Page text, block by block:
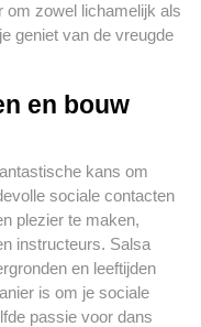
om zowel lichamelijk als
geniet van de vreugde
en bouw
kans om
sociale contacten
plezier te maken,
instructeurs. Salsa
en leeftijden
is om je sociale
passie voor dans